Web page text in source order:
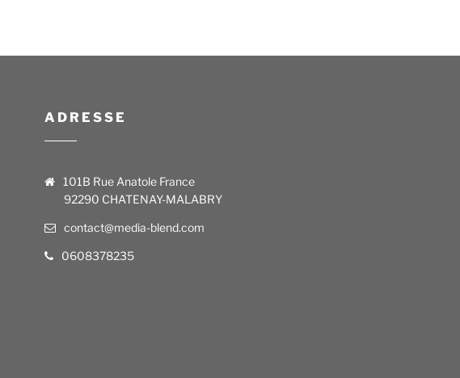
ADRESSE
101B Rue Anatole France
92290 CHATENAY-MALABRY
contact@media-blend.com
0608378235